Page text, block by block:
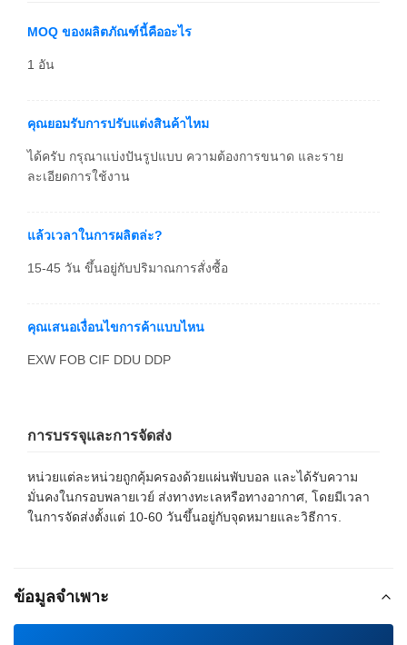
MOQ ของผลิตภัณฑ์นี้คืออะไร
1 อัน
คุณยอมรับการปรับแต่งสินค้าไหม
ได้ครับ กรุณาแบ่งปันรูปแบบ ความต้องการขนาด และราย
ละเอียดการใช้งาน
แล้วเวลาในการผลิตล่ะ?
15-45 วัน ขึ้นอยู่กับปริมาณการสั่งซื้อ
คุณเสนอเงื่อนไขการค้าแบบไหน
EXW FOB CIF DDU DDP
การบรรจุและการจัดส่ง
หน่วยแต่ละหน่วยถูกคุ้มครองด้วยแผ่นพับบอล และได้รับความ
มั่นคงในกรอบพลายเวย์ ส่งทางทะเลหรือทางอากาศ, โดยมีเวลา
ในการจัดส่งตั้งแต่ 10-60 วันขึ้นอยู่กับจุดหมายและวิธีการ.
ข้อมูลจำเพาะ